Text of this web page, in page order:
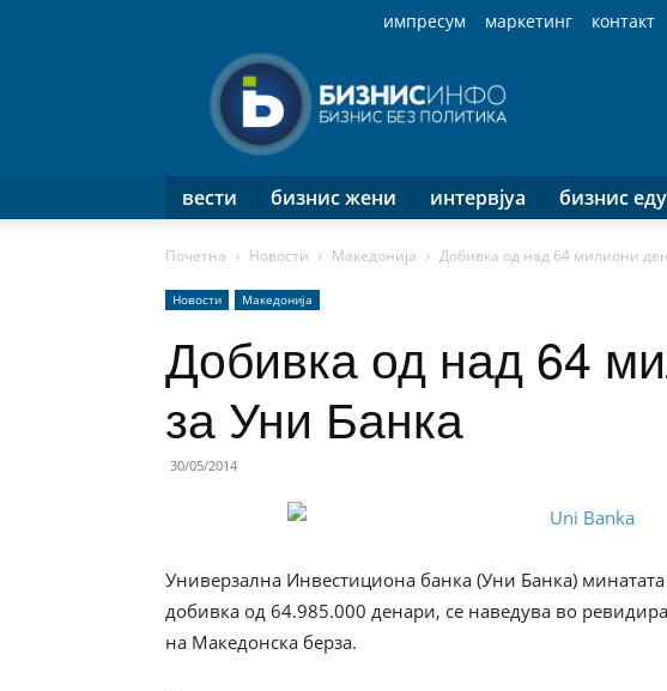
импресум маркетинг
контакт
Инфо
вести бизнис жени интервјуа бизнис
Почетна Новости Македонија Добивка од над 64 милиони
Новости Македонија
Добивка од над 64
за Уни Банка
30/05/2014
Универзална Инвестициона банка (Уни Банка)
добивка од 64.985.000 денари, се наведува во
на Македонска берза.